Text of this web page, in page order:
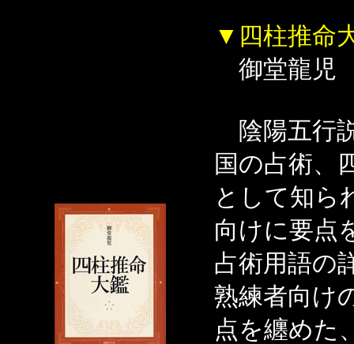
▼四柱推命
御堂龍児
陰陽五行
国の占術、
として知ら
向けに要点
占術用語の
熟練者向け
点を纏めた